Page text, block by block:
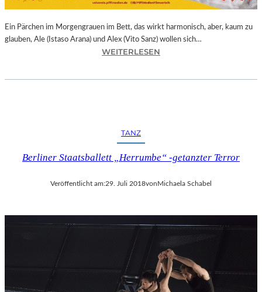
R
A
T
I
N
N
T
S
S
E
Ein Pärchen im Morgengrauen im Bett, das wirkt harmonisch, aber, kaum zu
glauben, Ale (Istaso Arana) und Alex (Vito Sanz) wollen sich…
WEITERLESEN
E
A
V
L
V
E
R
TANZ
Berliner Staatsballett „Herrumbe“ -getanzter Terror
Veröffentlicht am:29. Juli 2018vonMichaela Schabel